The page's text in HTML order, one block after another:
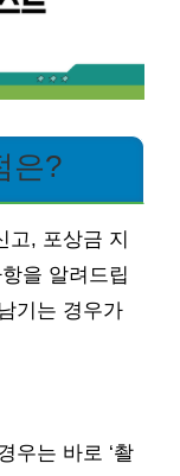
은?
, 포상금 지
을 알려드립
기는 경우가
우는 바로 ‘촬